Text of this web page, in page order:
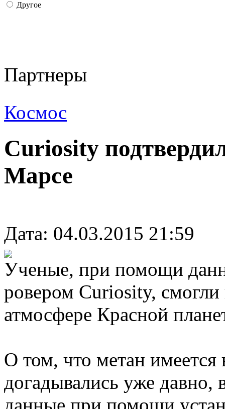
Другое
Партнеры
Космос
Curiosity
Марсе
Дата: 04.03.2015 21:59
Ученые, при помощи
ровером Curiosity, смогли
атмосфере Красной
О том, что метан имеется
догадывались уже